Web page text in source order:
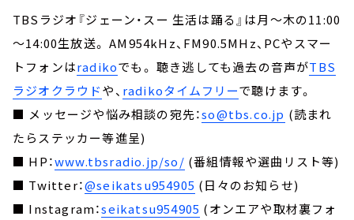
TBSラジオ『ジェーン・スー 生活は踊る』は月～木の11:00
～14:00生放送。 AM954kHz、FM90.5MHz、PCやスマー
トフォンはradikoでも。 聴き逃しても過去の音声がTBS
ラジオクラウドや、 radikoタイムフリーで聴けます。
■ メッセージや悩み相談の宛先：so@tbs.co.jp (読まれ
たらステッカー等進呈)
■ HP：www.tbsradio.jp/so/ (番組情報や選曲リスト等)
■ Twitter：@seikatsu954905 (日々のお知らせ)
■ Instagram：seikatsu954905 (オンエアや取材裏フォ